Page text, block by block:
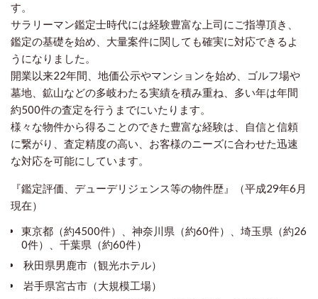
す。
サラリーマン鑑定士時代には経験豊富な上司にご指導頂き、
鑑定の基礎を始め、大量案件に関しても確実に対応できるよ
うになりました。
開業以来22年間、地価公示やマンションを始め、ゴルフ場や
墓地、鉱山などの多岐わたる実績を積み重ね、多い年は年間
約500件の査定を行うまでにいたります。
様々な物件から得ることのできた豊富な経験は、自信と信頼
に繋がり、査定精度の高い、 お客様のニーズに合わせた迅速
な対応を可能にしています。
『鑑定評価、デューデリジェンス等の物件歴』（平成29年6月
現在）
東京都（約4500件）、神奈川県（約60件）、埼玉県（約26
0件）、千葉県（約60件）
秋田県男鹿市（観光ホテル）
岩手県宮古市（大規模工場）